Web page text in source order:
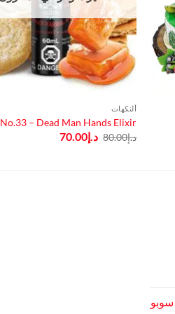
ألنكهات
No.33 – Dead Man Hands Elixir
د.إ80.00 السعر
الأصلي
د.إ70.00السعر
الحالي